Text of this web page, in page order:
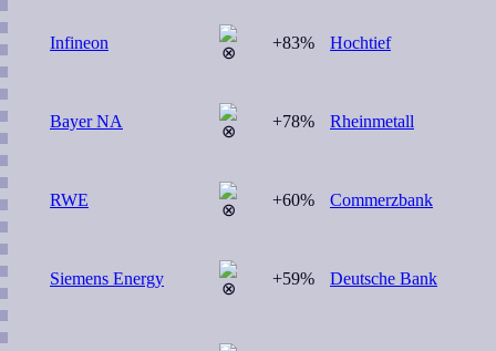
Infineon +83%
Bayer NA +78%
RWE +60%
Siemens Energy +59%
Hochtief
Rheinmetall
Commerzbank
Deutsche Bank